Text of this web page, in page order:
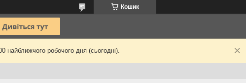
Кошик
найближчого робочого дня (сьогодні).